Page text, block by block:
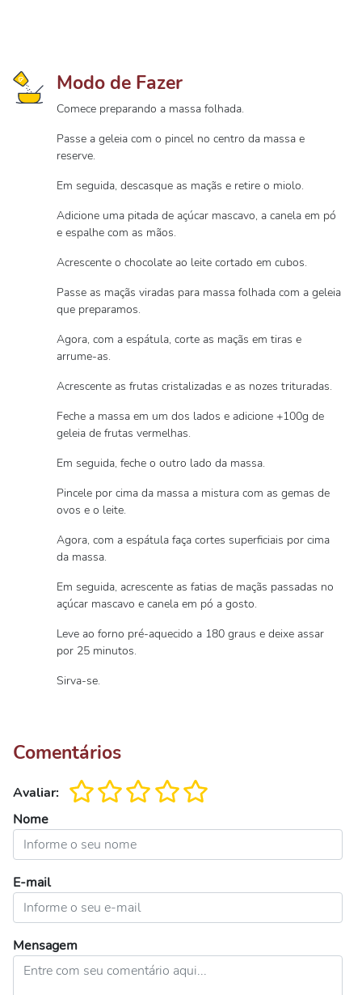
Modo de Fazer
Comece preparando a massa folhada.
Passe a geleia com o pincel no centro da massa e
reserve.
Em seguida, descasque as maçãs e retire o miolo.
Adicione uma pitada de açúcar mascavo, a canela em pó
e espalhe com as mãos.
Acrescente o chocolate ao leite cortado em cubos.
Passe as maçãs viradas para massa folhada com a geleia
que preparamos.
Agora, com a espátula, corte as maçãs em tiras e
arrume-as.
Acrescente as frutas cristalizadas e as nozes trituradas.
Feche a massa em um dos lados e adicione +100g de
geleia de frutas vermelhas.
Em seguida, feche o outro lado da massa.
Pincele por cima da massa a mistura com as gemas de
ovos e o leite.
Agora, com a espátula faça cortes superficiais por cima
da massa.
Em seguida, acrescente as fatias de maçãs passadas no
açúcar mascavo e canela em pó a gosto.
Leve ao forno pré-aquecido a 180 graus e deixe assar
por 25 minutos.
Sirva-se.
Comentários
Avaliar:
Nome
E-mail
Mensagem